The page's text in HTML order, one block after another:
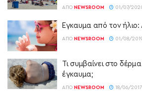
ΑΠΌ NEWSROOM 01/07/
Έγκαυμα από τον ήλιο:
ΑΠΌ NEWSROOM 01/08/
Τι συμβαίνει στο
έγκαυμα;
ΑΠΌ NEWSROOM 18/06/